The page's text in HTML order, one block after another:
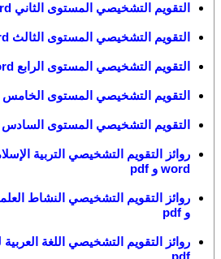
التقويم التشخيصي المستوى الثاني word
التقويم التشخيصي المستوى الثالث word
التقويم التشخيصي المستوى الرابع word
التقويم التشخيصي المستوى الخامس word
التقويم التشخيصي المستوى السادس word
روائز التقويم التشخيصي التربية
word و pdf
و pdf
pdf